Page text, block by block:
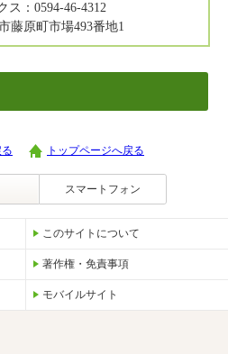
ス：0594-46-4312
藤原町市場493番地1
トップページへ戻る
スマートフォン
このサイトについて
著作権・免責事項
モバイルサイト